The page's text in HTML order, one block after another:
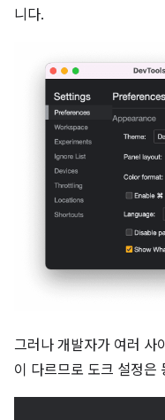
니다.
그러나 개발자가 여러 사
이 다르므로 도크 설정은